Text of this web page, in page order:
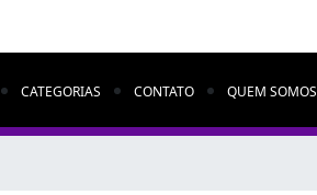
CATEGORIAS CONTATO QUEM SOMOS